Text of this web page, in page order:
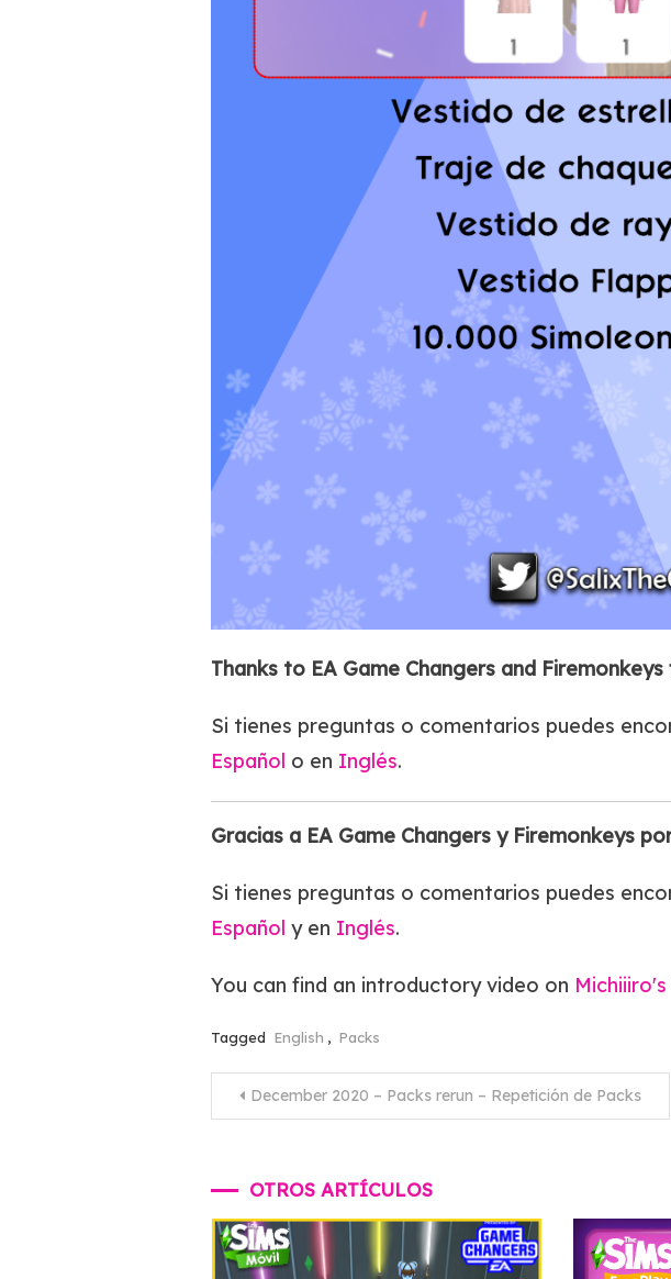
Thanks to EA Game Changers and
Si tienes preguntas o comentarios puedes
Español o en Inglés.
Gracias a EA Game Changers y Firemonkeys
Si tienes preguntas o comentarios puedes
Español y en Inglés.
You can find an introductory video on Michiiiro's
Tagged English , Packs
Navegación
de
December 2020 – Packs rerun – Repetición de Packs
OTROS ARTÍCULOS